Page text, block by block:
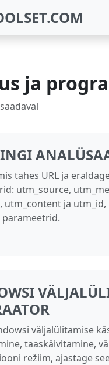
ja
tahes URL ja
utm_source,
utm_content ja utm_id,
väljalülitamise
taaskäivitamine,
režiim, ajastage